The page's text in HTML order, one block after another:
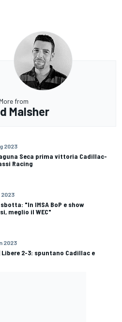
More from
Malsher
2023
Seca prima vittoria Cadillac-
Racing
2023
"In IMSA BoP e show
meglio il WEC"
2023
Libere 2-3: spuntano Cadillac e